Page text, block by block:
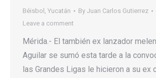
Béisbol , Yucatán By Juan Carlos Gutierrez
Leave a comment
Mérida.- El también ex lanzador
Aguilar se sumó esta tarde a la
las Grandes Ligas le hicieron a su ex